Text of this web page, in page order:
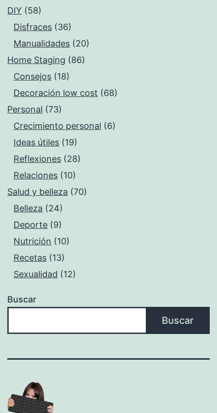
DIY (58)
Disfraces (36)
Manualidades (20)
Home Staging (86)
Consejos (18)
Decoración low cost (68)
Personal (73)
Crecimiento personal (6)
Ideas útiles (19)
Reflexiones (28)
Relaciones (10)
Salud y belleza (70)
Belleza (24)
Deporte (9)
Nutrición (10)
Recetas (13)
Sexualidad (12)
Buscar
Buscar